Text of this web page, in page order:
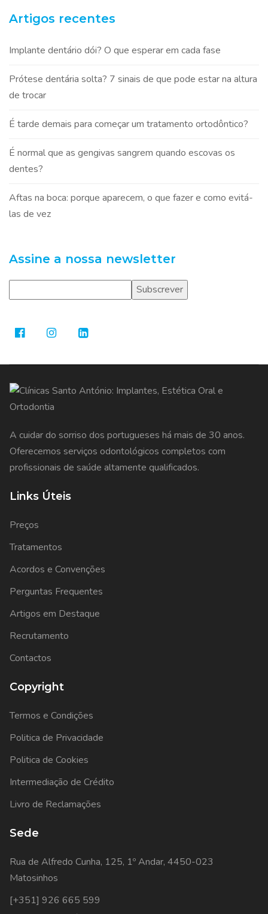
Artigos recentes
Implante dentário dói? O que esperar em cada fase
Prótese dentária solta? 7 sinais de que pode estar na altura
de trocar
É tarde demais para começar um tratamento ortodôntico?
É normal que as gengivas sangrem quando escovas os
dentes?
Aftas na boca: porque aparecem, o que fazer e como evitá-
las de vez
Assine a nossa newsletter
A cuidar do sorriso dos portugueses há mais de 30 anos.
Oferecemos serviços odontológicos completos com
profissionais de saúde altamente qualificados.
Links Úteis
Preços
Tratamentos
Acordos e Convenções
Perguntas Frequentes
Artigos em Destaque
Recrutamento
Contactos
Copyright
Termos e Condições
Politica de Privacidade
Politica de Cookies
Intermediação de Crédito
Livro de Reclamações
Sede
Rua de Alfredo Cunha, 125, 1º Andar, 4450-023
Matosinhos
[+351] 926 665 599